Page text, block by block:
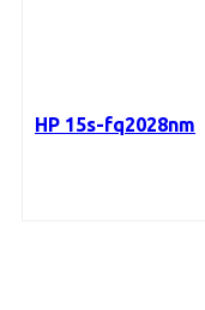
HP 15s-fq2028nm